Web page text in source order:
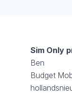
Sim Only
Ben
Budget